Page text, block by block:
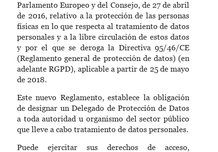
Parlamento Europeo y del Consejo, de 27 de abril
de 2016, relativo a la protección de las personas
físicas en lo que respecta al tratamiento de datos
personales y a la libre circulación de estos datos
y por el que se deroga la Directiva 95/46/CE
(Reglamento general de protección de datos) (en
adelante RGPD), aplicable a partir de 25 de mayo
de 2018.
Este nuevo Reglamento, establece la obligación
de designar un Delegado de Protección de Datos
a toda autoridad u organismo del sector público
que lleve a cabo tratamiento de datos personales.
Puede ejercitar sus derechos de acceso,